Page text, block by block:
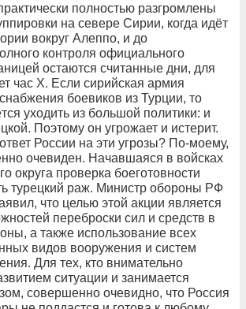
полностью разгромлены
на севере Сирии, когда идёт
вокруг Алеппо, и до
контроля официального
остаются считанные дни, для
час Х. Если сирийская армия
боевиков из Турции, то
уходить из большой политики: и
Поэтому он угрожает и истерит.
России на эти угрозы? По-моему,
очевиден. Начавшаяся в войсках
округа проверка боеготовности
турецкий раж. Министр обороны РФ
что целью этой акции является
переброски сил и средств в
а также использование всех
видов вооружения и систем
Для тех, кто внимательно
ситуации и занимается
совершенно очевидно, что Россия